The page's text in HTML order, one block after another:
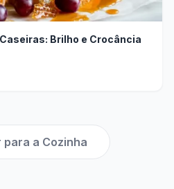
Brilho e Crocância
para a Cozinha